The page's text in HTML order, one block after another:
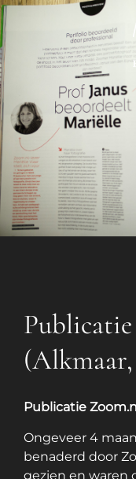
(Alkmaar,
Publicatie
Ongeveer 4
benaderd door
gezien en waren